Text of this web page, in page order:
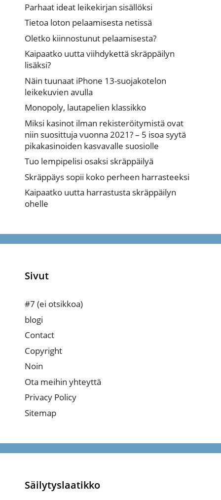
Parhaat ideat leikekirjan sisällöksi
Tietoa loton pelaamisesta netissä
Oletko kiinnostunut pelaamisesta?
Kaipaatko uutta viihdykettä skräppäilyn
lisäksi?
Näin tuunaat iPhone 13-suojakotelon
leikekuvien avulla
Monopoly, lautapelien klassikko
Miksi kasinot ilman rekisteröitymistä ovat
niin suosittuja vuonna 2021? – 5 isoa syytä
pikakasinoiden kasvavalle suosiolle
Tuo lempipelisi osaksi skräppäilyä
Skräppäys sopii koko perheen harrasteeksi
Kaipaatko uutta harrastusta skräppäilyn
ohelle
Sivut
#7 (ei otsikkoa)
blogi
Contact
Copyright
Noin
Ota meihin yhteyttä
Privacy Policy
Sitemap
Säilytyslaatikko